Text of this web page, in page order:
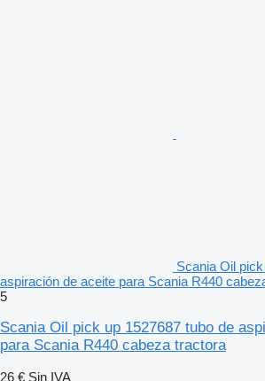
Scania Oil
aspiración de aceite para Scania R440
5
Scania Oil pick up 1527687 tubo de
para Scania R440 cabeza tractora
26 € Sin IVA